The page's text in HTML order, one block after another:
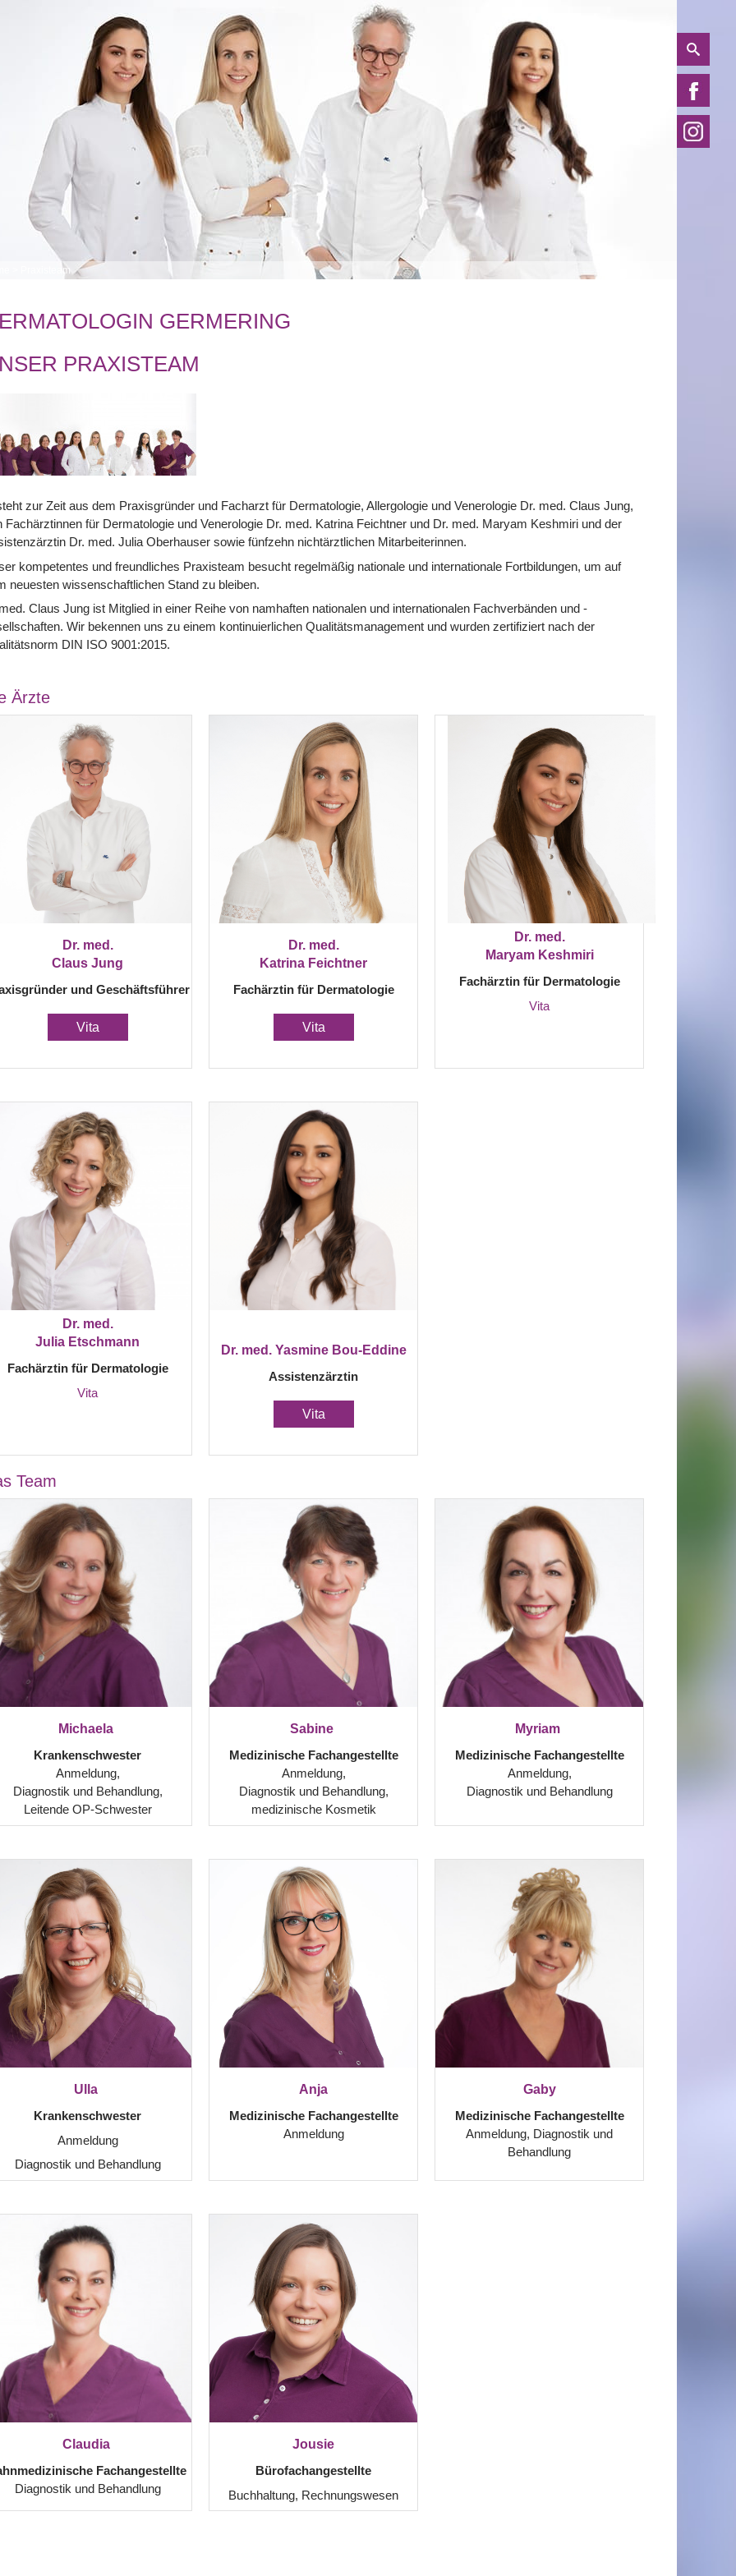
Praxisteam
GERMERING
PRAXISTEAM
zur Zeit aus dem Praxisgründer und Facharzt für Dermatologie, Allergologie und Venerologie Dr. med. Claus Jung,
Fachärztinnen für Dermatologie und Venerologie Dr. med. Katrina Feichtner und Dr. med. Maryam Keshmiri und der
Dr. med. Julia Oberhauser sowie fünfzehn nichtärztlichen Mitarbeiterinnen.
kompetentes und freundliches Praxisteam besucht regelmäßig nationale und internationale Fortbildungen, um auf
neuesten wissenschaftlichen Stand zu bleiben.
Claus Jung ist Mitglied in einer Reihe von namhaften nationalen und internationalen Fachverbänden und -
Wir bekennen uns zu einem kontinuierlichen Qualitätsmanagement und wurden zertifiziert nach der
DIN ISO 9001:2015.
Ärzte
Dr. med.
Claus Jung
und Geschäftsführer
Vita
Dr. med.
Katrina Feichtner
Fachärztin für Dermatologie
Vita
Dr. med.
Maryam Keshmiri
Fachärztin für Dermatologie
Vita
Dr. med.
Julia Etschmann
Fachärztin für Dermatologie
Vita
Dr. med. Yasmine Bou-Eddine
Assistenzärztin
Vita
Team
Michaela
Krankenschwester
Anmeldung,
Diagnostik und Behandlung,
Leitende OP-Schwester
Sabine
Medizinische Fachangestellte
Anmeldung,
Diagnostik und Behandlung,
medizinische Kosmetik
Myriam
Medizinische Fachangestellte
Anmeldung,
Diagnostik und Behandlung
Ulla
Krankenschwester
Anmeldung
Diagnostik und Behandlung
Anja
Medizinische Fachangestellte
Anmeldung
Gaby
Medizinische Fachangestellte
Anmeldung, Diagnostik und
Behandlung
Claudia
Fachangestellte
Diagnostik und Behandlung
Jousie
Bürofachangestellte
Buchhaltung, Rechnungswesen